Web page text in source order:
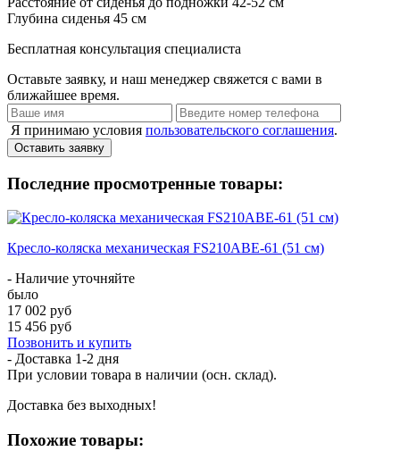
Глубина сиденья 45 см
Бесплатная консультация специалиста
Оставьте заявку, и наш менеджер свяжется с вами в
ближайшее время.
Я принимаю условия пользовательского соглашения.
Оставить заявку
Последние просмотренные товары:
Кресло-коляска механическая FS210ABE-61 (51 см)
- Наличие уточняйте
было
17 002 руб
15 456 руб
Позвонить и купить
- Доставка 1-2 дня
При условии товара в наличии (осн. склад).
Доставка без выходных!
Похожие товары: